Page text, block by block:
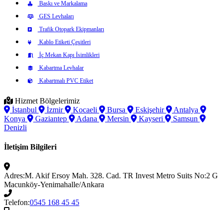
Baskı ve Markalama
GES Levhaları
Trafik Otopark Ekipmanları
Kablo Etiketi Çeşitleri
İç Mekan Kapı İsimlikleri
Kabartma Levhalar
Kabartmalı PVC Etiket
Hizmet Bölgelerimiz
İstanbul
İzmir Kocaeli Bursa Eskişehir
Antalya
Konya
Gaziantep Adana Mersin Kayseri
Samsun
Denizli
İletişim Bilgileri
Adres:M. Akif Ersoy Mah. 328. Cad. TR Invest Metro Suits No:2 G
Macunköy-Yenimahalle/Ankara
Telefon:0545 168 45 45